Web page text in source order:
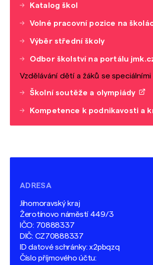
Katalog škol
Volné pracovní pozice na
Výběr střední školy
Odbor školství na portálu
Vzdělávání dětí a žáků se
Školní soutěže a olympiády
Kompetence k podnikavosti a
ADRESA
Jihomoravský kraj
Žerotínovo náměstí 449/3
IČO: 70888337
DIČ: CZ70888337
ID datové schránky: x2pbqzq
Číslo příjmového účtu: